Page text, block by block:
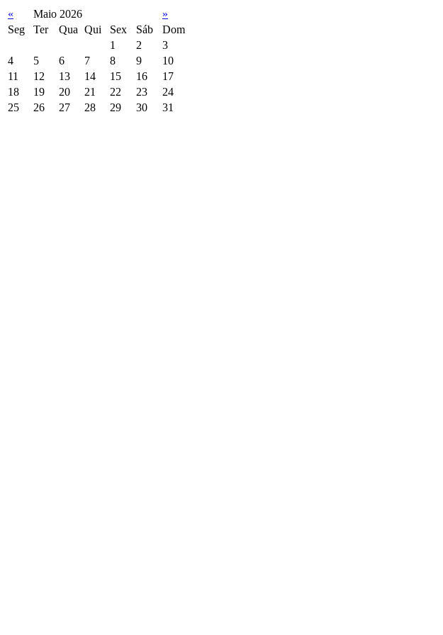
« Maio 2026
»
Seg
Ter Qua Qui Sex Sáb
Dom
1
2
3
4
5 6 7 8 9
10
11
12 13 14 15 16
17
18
19 20 21 22 23
24
25
26 27 28 29 30 31